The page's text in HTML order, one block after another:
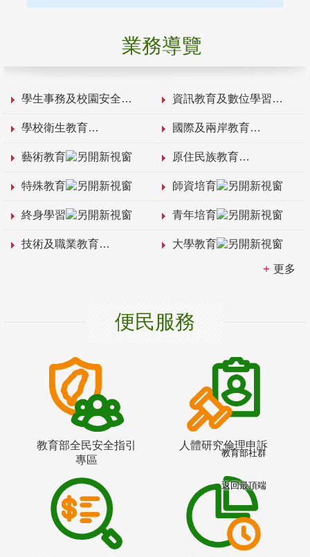
業務導覽
學生事務及校園安全 資訊教育及數位學習
學校衛生教育 國際及兩岸教育
藝術教育 原住民族教育
特殊教育 師資培育
終身學習 青年培育
技術及職業教育 大學教育
更多
便民服務
教育部全民安全指引
專區
人體研究倫理申訴
教育部社群
返回最頂端